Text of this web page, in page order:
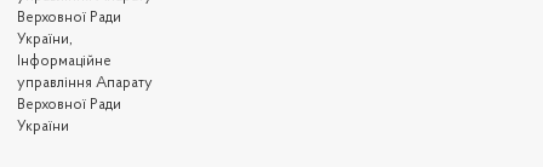
Верховної Ради
України,
Інформаційне
управління Апарату
Верховної Ради
України